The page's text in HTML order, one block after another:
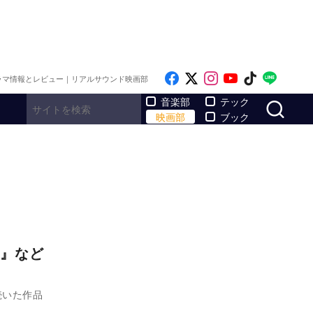
情報とレビュー｜リアルサウンド映画部 Like on Facebook
Follow on x
Follow on
Follow on
Follow
音楽部
映画部
テック
ブック
など
た作品